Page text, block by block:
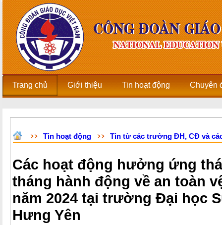
Trang chủ Giới thiệu Tin hoạt động Chuyên
Tin hoạt động Tin từ các trường ĐH, CĐ và
Các hoạt động hưởng ứng
tháng hành động về an toàn
năm 2024 tại trường Đại học
Hưng Yên